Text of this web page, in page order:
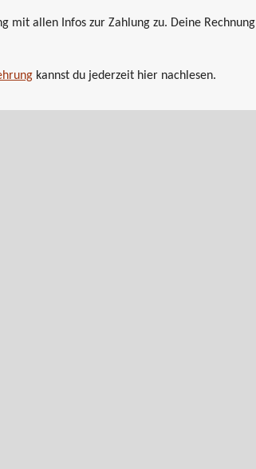
mit allen Infos zur Zahlung zu. Deine Rechnung
kannst du jederzeit hier nachlesen.